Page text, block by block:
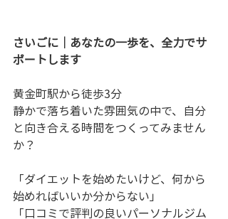
さいごに｜あなたの一歩を、全力でサ
ポートします
黄金町駅から徒歩3分
静かで落ち着いた雰囲気の中で、自分
と向き合える時間をつくってみません
か？
「ダイエットを始めたいけど、何から
始めればいいか分からない」
「口コミで評判の良いパーソナルジム